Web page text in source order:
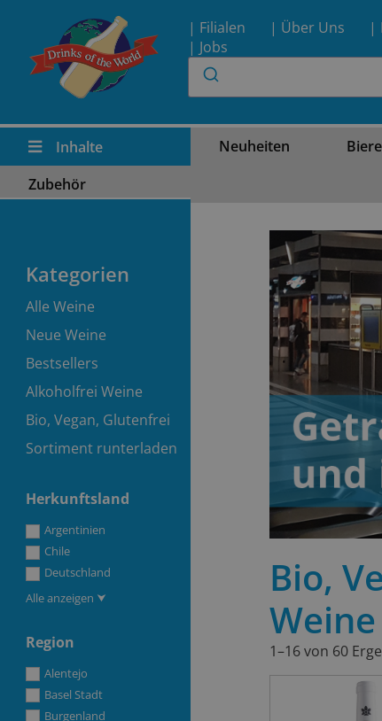
| Filialen | Über Uns |
| Jobs
Inhalte Neuheiten Biere
Zubehör
Kategorien
Alle Weine
Neue Weine
Bestsellers
Alkoholfrei Weine
Bio, Vegan, Glutenfrei
Sortiment runterladen
Herkunftsland
Argentinien
Chile
Deutschland
Alle anzeigen ⮟
Region
Alentejo
Basel Stadt
Burgenland
Bio,
Weine
1–16 von 60